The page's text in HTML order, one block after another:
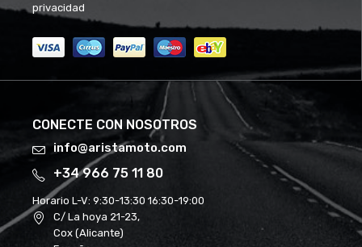
privacidad
CONECTE CON NOSOTROS
info@aristamoto.com
+34 966 75 11 80
Horario L-V: 9:30-13:30 16:30-19:00
C/ La hoya 21-23,
Cox (Alicante)